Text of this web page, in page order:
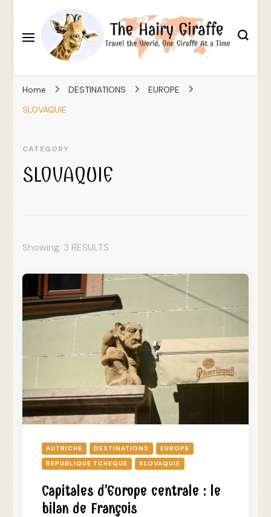
The Hairy Giraffe
Home
DESTINATIONS
EUROPE
SLOVAQUIE
CATEGORY
SLOVAQUIE
Showing: 3 RESULTS
AUTRICHE DESTINATIONS
EUROPE
REPUBLIQUE TCHEQUE
SLOVAQUIE
Capitales d’Europe centrale : le
bilan de François